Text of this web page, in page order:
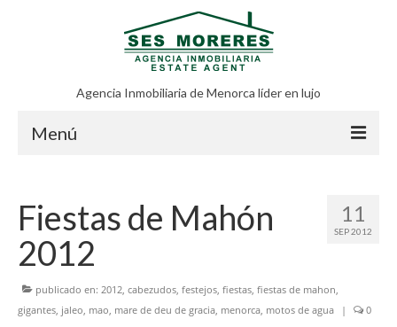
Agencia Inmobiliaria de Menorca líder en lujo
Menú
Inmobiliaria en Menorca
Menorca
Vender casa en Menorca
11
SEP 2012
Fiestas de Mahón
2012
publicado en: 2012, cabezudos, festejos, fiestas, fiestas de mahon,
gigantes, jaleo, mao, mare de deu de gracia, menorca, motos de agua | 0